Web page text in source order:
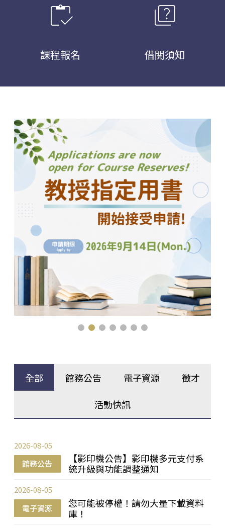
inventory
課程報名
quiz
借閱須知
全部 館務公告 電子資源 徵才
活動快訊
館務公告
【影印機公告】影印機多元支付系
統升級與功能調整通知
2026-08-05
電子資源
您可能被停權！請勿大量下載資料
庫！
2026-08-05